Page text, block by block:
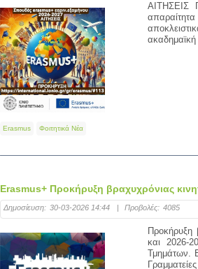
ΑΙΤΗΣΕΙΣ
Erasmus Φοιτητικά Νέα
Erasmus+ Προκήρυξη βραχυχρόνιας
Δημοσίευση: 30-03-2026 14:44 Προβολές: 4085
Προκήρυξη
και 2026-
Τμημάτων.